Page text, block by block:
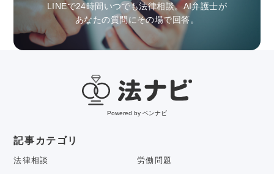
LINEで24時間いつでも法律相談。AI弁護士が
あなたの質問にその場で回答。
Powered by ベンナビ
記事カテゴリ
法律相談 労働問題